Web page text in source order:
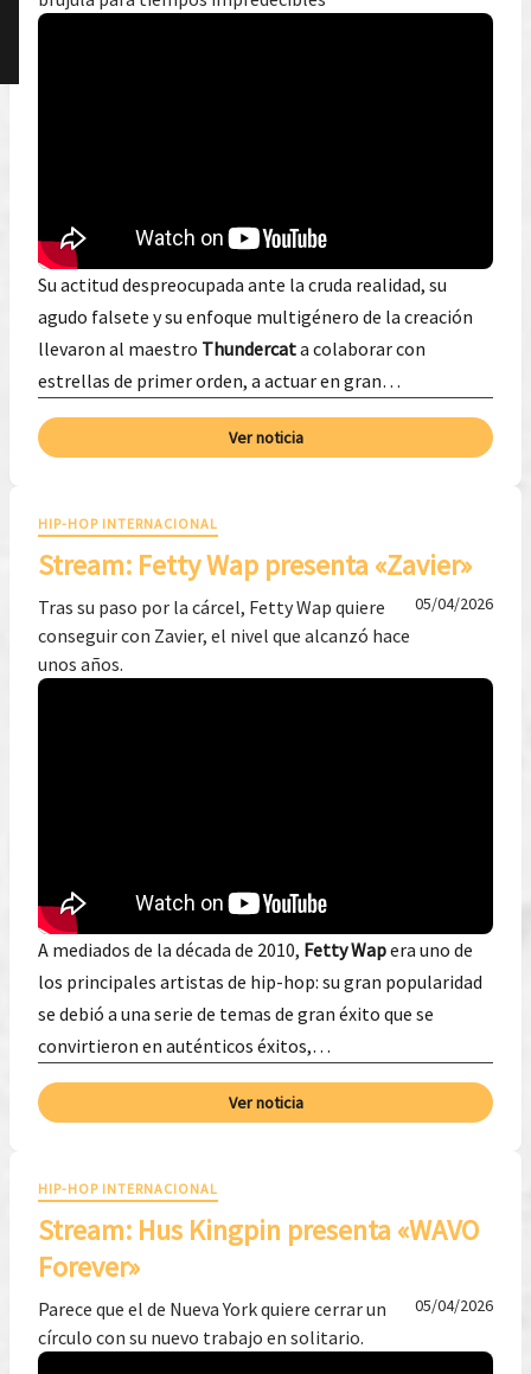
Su actitud despreocupada ante la cruda realidad, su
agudo falsete y su enfoque multigénero de la creación
llevaron al maestro Thundercata colaborar con
estrellas de primer orden, a actuar en gran…
Ver noticia
HIP-HOP INTERNACIONAL
Stream: Fetty Wap presenta «Zavier»
Tras su paso por la cárcel, Fetty Wap quiere
conseguir con Zavier, el nivel que alcanzó hace
unos años.
05/04/2026
A mediados de la década de 2010, Fetty Wapera uno de
los principales artistas de hip-hop: su gran popularidad
se debió a una serie de temas de gran éxito que se
convirtieron en auténticos éxitos,…
Ver noticia
HIP-HOP INTERNACIONAL
Stream: Hus Kingpin presenta «WAVO
Forever»
Parece que el de Nueva York quiere cerrar un
círculo con su nuevo trabajo en solitario.
05/04/2026